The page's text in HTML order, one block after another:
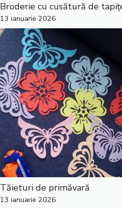
Broderie cu cusătură de
13 ianuarie 2026
Tăieturi de primăvară
13 ianuarie 2026